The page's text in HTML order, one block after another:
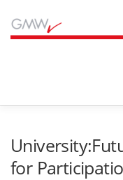
Inhalt
springen
for